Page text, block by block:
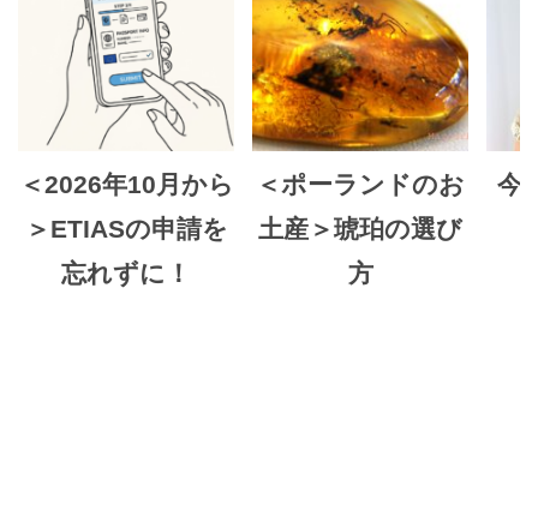
＜2026年10月から
＞ETIASの申請を
忘れずに！
＜ポーランドのお
土産＞琥珀の選び
方
今